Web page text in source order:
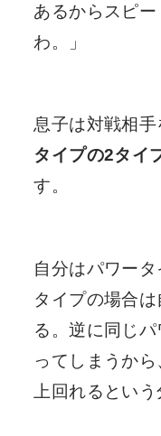
あるからスピ
わ。」
息子は対戦相手
タイプの2タイ
す。
自分はパワー
タイプの場合
る。逆に同じ
ってしまうか
上回れるとい